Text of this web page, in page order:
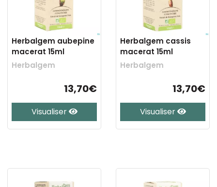
Herbalgem aubepine
macerat 15ml
Herbalgem
13,70€
Visualiser
Herbalgem cassis
macerat 15ml
Herbalgem
13,70€
Visualiser